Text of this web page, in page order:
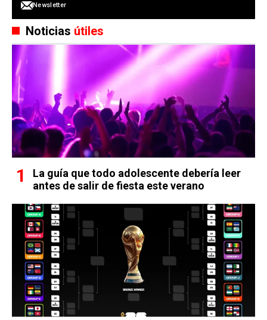
Newsletter
Noticias útiles
La guía que todo adolescente debería leer
antes de salir de fiesta este verano